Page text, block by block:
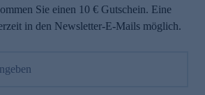
Sie einen 10 € Gutschein. Eine
in den Newsletter-E-Mails möglich.